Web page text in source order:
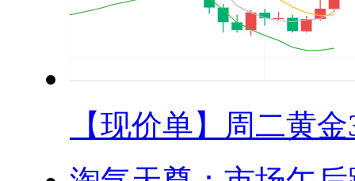
【现价单】周二黄金